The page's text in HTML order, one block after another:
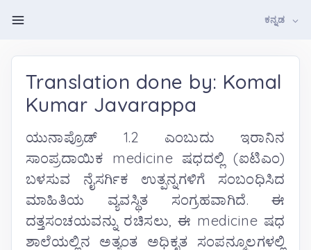
ಕನ್ನಡ
Translation done by: Komal
Kumar Javarappa
ಯುನಾಪ್ರೊಡ್ 1.2 ಎಂಬುದು ಇರಾನಿನ
ಸಾಂಪ್ರದಾಯಿಕ medicine ಷಧದಲ್ಲಿ (ಐಟಿಎಂ)
ಬಳಸುವ ನೈಸರ್ಗಿಕ ಉತ್ಪನ್ನಗಳಿಗೆ ಸಂಬಂಧಿಸಿದ
ಮಾಹಿತಿಯ ವ್ಯವಸ್ಥಿತ ಸಂಗ್ರಹವಾಗಿದೆ. ಈ
ದತ್ತಸಂಚಯವನ್ನು ರಚಿಸಲು, ಈ medicine ಷಧ
ಶಾಲೆಯಲ್ಲಿನ ಅತ್ಯಂತ ಅಧಿಕೃತ ಸಂಪನ್ಮೂಲಗಳಲ್ಲಿ